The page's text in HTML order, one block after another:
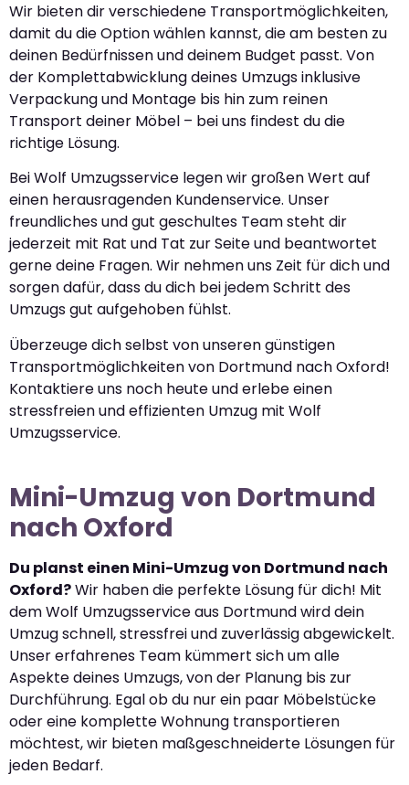
Wir bieten dir verschiedene Transportmöglichkeiten,
damit du die Option wählen kannst, die am besten zu
deinen Bedürfnissen und deinem Budget passt. Von
der Komplettabwicklung deines Umzugs inklusive
Verpackung und Montage bis hin zum reinen
Transport deiner Möbel – bei uns findest du die
richtige Lösung.
Bei Wolf Umzugsservice legen wir großen Wert auf
einen herausragenden Kundenservice. Unser
freundliches und gut geschultes Team steht dir
jederzeit mit Rat und Tat zur Seite und beantwortet
gerne deine Fragen. Wir nehmen uns Zeit für dich und
sorgen dafür, dass du dich bei jedem Schritt des
Umzugs gut aufgehoben fühlst.
Überzeuge dich selbst von unseren günstigen
Transportmöglichkeiten von Dortmund nach Oxford!
Kontaktiere uns noch heute und erlebe einen
stressfreien und effizienten Umzug mit Wolf
Umzugsservice.
Mini-Umzug von Dortmund
nach Oxford
Du planst einen Mini-Umzug von Dortmund nach
Oxford?Wir haben die perfekte Lösung für dich! Mit
dem Wolf Umzugsservice aus Dortmund wird dein
Umzug schnell, stressfrei und zuverlässig abgewickelt.
Unser erfahrenes Team kümmert sich um alle
Aspekte deines Umzugs, von der Planung bis zur
Durchführung. Egal ob du nur ein paar Möbelstücke
oder eine komplette Wohnung transportieren
möchtest, wir bieten maßgeschneiderte Lösungen für
jeden Bedarf.